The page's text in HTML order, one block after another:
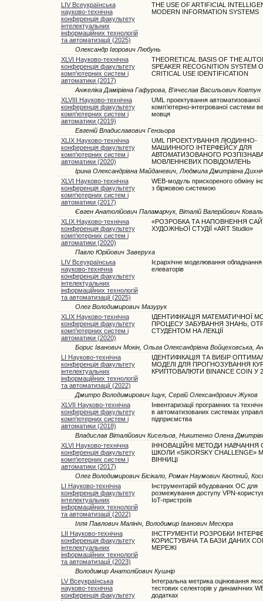
LIV Всеукраїнська
науково-технічна
конференція факультету
інтелектуальних
інформаційних технологій
та автоматизації (2025)
THE USE OF ARTIFICIAL
MODERN INFORMATION SYSTEMS
Олександр Ігорович Любунь
XLVI Науково-технічна
конференція факультету
комп'ютерних систем і
автоматики (2017)
THEORETICAL BASIS OF THE
SPEAKER RECOGNITION SYSTEM
CRITICAL USE IDENTIFICATION
Анжеліка Дамірівна Гафурова, В'ячеслав Васильович Ковтун
XLVIII Науково-технічна
конференція факультету
комп'ютерних систем і
автоматики (2019)
UML проектування автоматизованої
комп’ютерно-інтегрованої системи
мовця
Евгеній Владиславович Гензьора
XLIX Науково-технічна
конференція факультету
комп'ютерних систем і
автоматики (2020)
UML ПРОЕКТУВАННЯ ЛЮДИННО-
МАШИННОГО ІНТЕРФЕЙСУ ДЛЯ
АВТОМАТИЗОВАНОГО
МОВЛЕННЄВИХ ПОВІДОМЛЕНЬ
Ірина Олександрівна Майданевич, Людмила Дмитрівна
XLVI Науково-технічна
конференція факультету
комп'ютерних систем і
автоматики (2017)
WEB-модуль прискореного обміну
з біржовою системою
Євген Анатолійович Паламарчук, Віталій Валерійович
XLIX Науково-технічна
конференція факультету
комп'ютерних систем і
автоматики (2020)
«РОЗРОБКА ТА НАПОВНЕННЯ
ХУДОЖНЬОЇ СТУДІЇ «ART Studio»
Павло Юрійович Заверуха
LIV Всеукраїнська
науково-технічна
конференція факультету
інтелектуальних
інформаційних технологій
та автоматизації (2025)
Ієрархічне моделювання
елеваторів
Олег Володимирович Мазурук
XLIX Науково-технічна
конференція факультету
комп'ютерних систем і
автоматики (2020)
ІДЕНТИФІКАЦІЯ МАТЕМАТИЧНОЇ
ПРОЦЕСУ ЗАБУВАННЯ ЗНАНЬ,
СТУДЕНТОМ НА ЛЕКЦІЇ
Борис Іванович Мокін, Ольга Олександрівна Войцеховська,
LI Науково-технічна
конференція факультету
інтелектуальних
інформаційних технологій
та автоматизації (2022)
ІДЕНТИФІКАЦІЯ ТА ВИБІР
МОДЕЛІ ДЛЯ ПРОГНОЗУВАННЯ
КРИПТОВАЛЮТИ BINANCE COIN У
Дмитро Володимирович Іщук, Сергій Олександрович Жуков
XLVII Науково-технічна
конференція факультету
комп'ютерних систем і
автоматики (2018)
Інвентаризації програмних та
в автоматизованих системах
підприємства
Владислав Віталійович Кисельов, Никитенко Олена
XLVI Науково-технічна
конференція факультету
комп'ютерних систем і
автоматики (2017)
ІННОВАЦІЙНІ МЕТОДИ НАВЧАННЯ
ШКОЛИ «SIKORSKY CHALLENGE»
ВІННИЦІ
Олег Володимирович Бісікало, Роман Наумович Квєтний,
LI Науково-технічна
конференція факультету
інтелектуальних
інформаційних технологій
та автоматизації (2022)
Інструментарій вбудованих ОС для
розмежування доступу VPN-
IoT-пристроїв
Ілля Павлович Малініч, Володимир Іванович Месюра
LII Науково-технічна
конференція факультету
інтелектуальних
інформаційних технологій
та автоматизації (2023)
ІНСТРУМЕНТИ РОЗРОБКИ
КОРИСТУВАЧА ТА БАЗИ ДАНИХ
МЕРЕЖІ
Володимир Анатолійович Кушнір
LV Всеукраїнська
науково-технічна
конференція факультету
Інтегральна метрика оцінювання
тестових селекторів у динамічних
додатках